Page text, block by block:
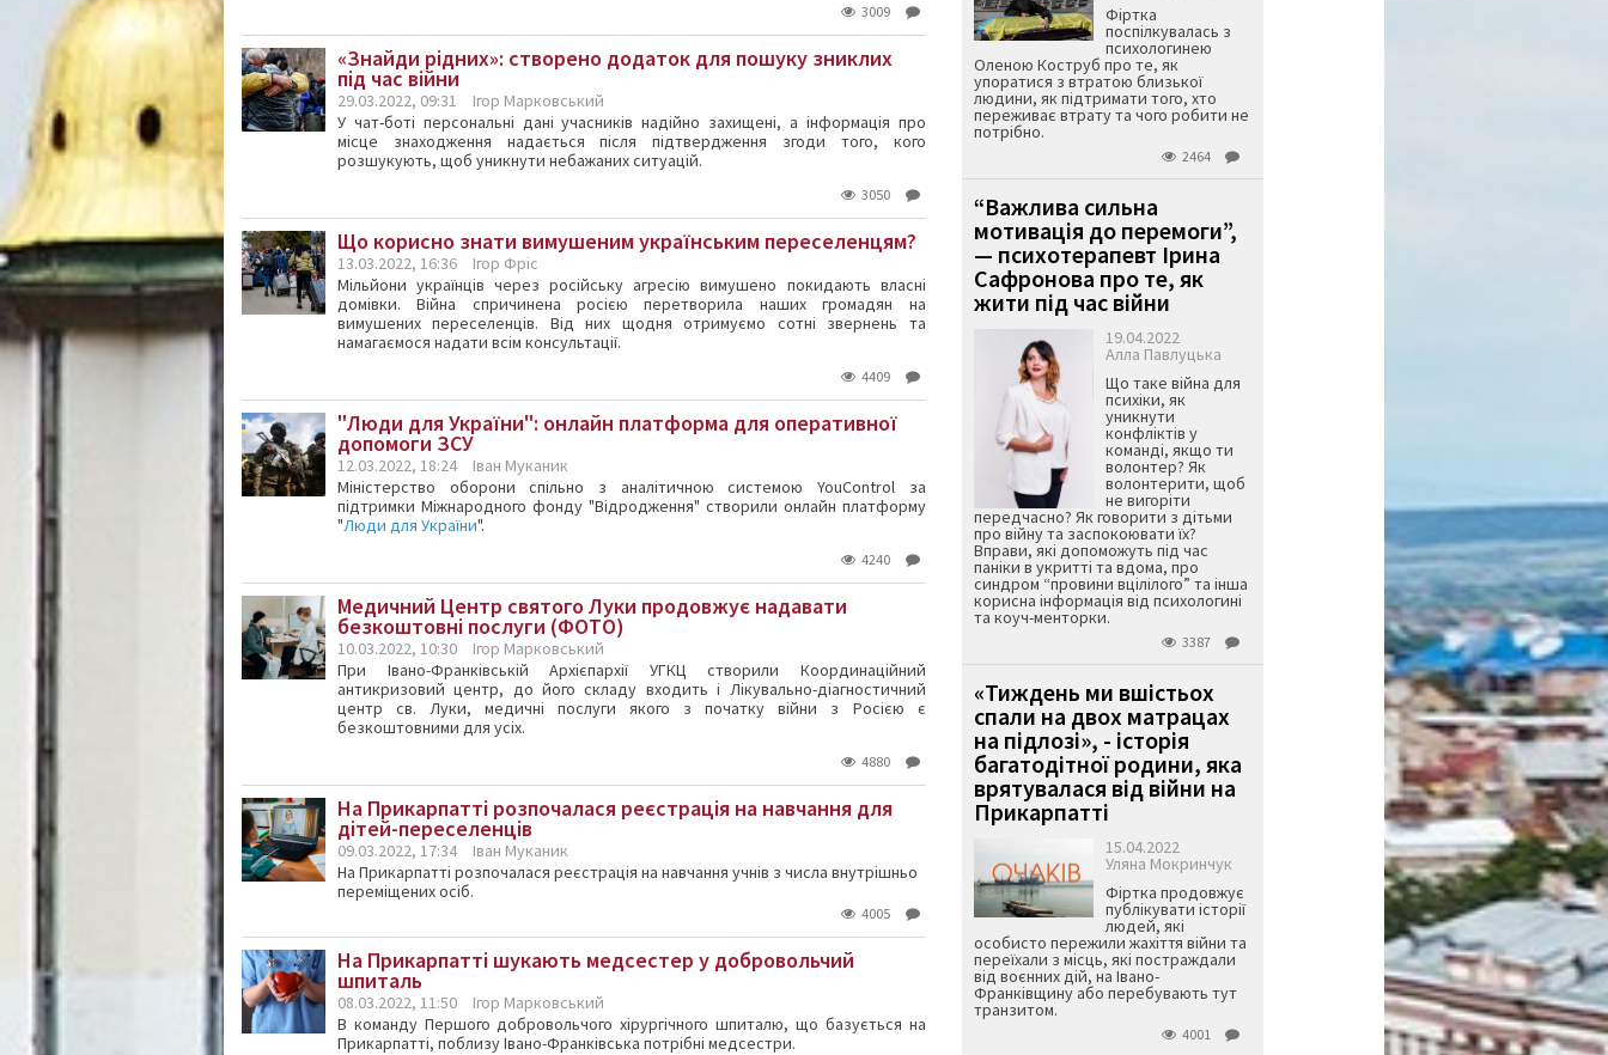
3009
«Знайди рідних»: створено додаток для пошуку зниклих
під час війни
29.03.2022, 09:31
Ігор Марковський
У чат-боті персональні дані учасників надійно захищені, а інформація про
місце знаходження надається після підтвердження згоди того, кого
розшукують, щоб уникнути небажаних ситуацій.
3050
Що корисно знати вимушеним українським переселенцям?
13.03.2022, 16:36
Ігор Фріс
Мільйони українців через російську агресію вимушено покидають власні
домівки. Війна спричинена росією перетворила наших громадян на
вимушених переселенців. Від них щодня отримуємо сотні звернень та
намагаємося надати всім консультації.
4409
"Люди для України": онлайн платформа для оперативної
допомоги ЗСУ
12.03.2022, 18:24
Іван Муканик
Міністерство оборони спільно з аналітичною системою YouControl за
підтримки Міжнародного фонду "Відродження" створили онлайн платформу
"Люди для України".
4240
Медичний Центр святого Луки продовжує надавати
безкоштовні послуги (ФОТО)
10.03.2022, 10:30
Ігор Марковський
При Івано-Франківській Архієпархії УГКЦ створили Координаційний
антикризовий центр, до його складу входить і Лікувально-діагностичний
центр св. Луки, медичні послуги якого з початку війни з Росією є
безкоштовними для усіх.
4880
На Прикарпатті розпочалася реєстрація на навчання для
дітей-переселенців
09.03.2022, 17:34
Іван Муканик
На Прикарпатті розпочалася реєстрація на навчання учнів з числа внутрішньо
переміщених осіб.
4005
На Прикарпатті шукають медсестер у добровольчий
шпиталь
08.03.2022, 11:50
Ігор Марковський
В команду Першого добровольчого хірургічного шпиталю, що базується на
Прикарпатті, поблизу Івано-Франківська потрібні медсестри.
Фіртка
поспілкувалась з
психологинею
Оленою Коструб про те, як
упоратися з втратою близької
людини, як підтримати того, хто
переживає втрату та чого робити не
потрібно.
2464
“Важлива сильна
мотивація до перемоги”,
— психотерапевт Ірина
Сафронова про те, як
жити під час війни
19.04.2022
Алла Павлуцька
Що таке війна для
психіки, як
уникнути
конфліктів у
команді, якщо ти
волонтер? Як
волонтерити, щоб
не вигоріти
передчасно? Як говорити з дітьми
про війну та заспокоювати їх?
Вправи, які допоможуть під час
паніки в укритті та вдома, про
синдром “провини вцілілого” та інша
корисна інформація від психологині
та коуч-менторки.
3387
«Тиждень ми вшістьох
спали на двох матрацах
на підлозі», - історія
багатодітної родини, яка
врятувалася від війни на
Прикарпатті
15.04.2022
Уляна Мокринчук
Фіртка продовжує
публікувати історії
людей, які
особисто пережили жахіття війни та
переїхали з місць, які постраждали
від воєнних дій, на Івано-
Франківщину або перебувають тут
транзитом.
4001